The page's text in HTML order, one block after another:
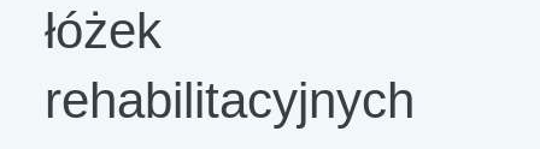
łóżek
rehabilitacyjnych